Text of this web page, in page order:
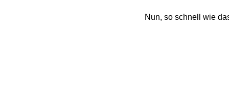
Nun, so schnell wie